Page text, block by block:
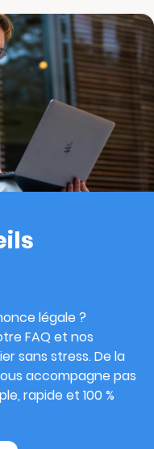
légale ?
FAQ et nos
sans stress. De la
accompagne pas
rapide et 100 %